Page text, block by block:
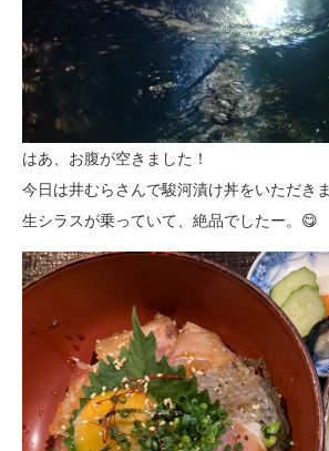
はあ、お腹が空きました！
今日は井むらさんで駿河漬け丼をいただき
生シラスが乗っていて、絶品でしたー。😋